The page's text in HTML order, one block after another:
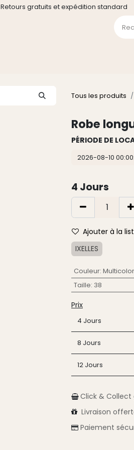
Retours gratuits et expédition standard
Tous les produits
Robe
PÉRIODE DE
4 Jours
Ajouter à la
IXELLES
Couleur:
Taille: 38
Prix
4 Jours
8 Jours
12 Jours
Click &
Livraison
Paiement